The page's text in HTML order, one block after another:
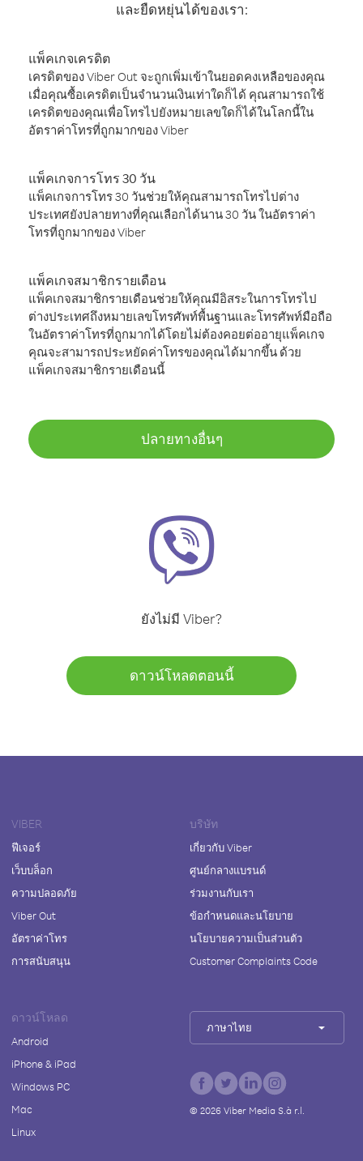
และยืดหยุ่นได้ของเรา:
แพ็คเกจเครดิต
เครดิตของ Viber Out จะถูกเพิ่มเข้าในยอดคงเหลือของคุณ
เมื่อคุณซื้อเครดิตเป็นจำนวนเงินเท่าใดก็ได้ คุณสามารถใช้
เครดิตของคุณเพื่อโทรไปยังหมายเลขใดก็ได้ในโลกนี้ใน
อัตราค่าโทรที่ถูกมากของ Viber
แพ็คเกจการโทร 30 วัน
แพ็คเกจการโทร 30 วันช่วยให้คุณสามารถโทรไปต่าง
ประเทศยังปลายทางที่คุณเลือกได้นาน 30 วัน ในอัตราค่า
โทรที่ถูกมากของ Viber
แพ็คเกจสมาชิกรายเดือน
แพ็คเกจสมาชิกรายเดือนช่วยให้คุณมีอิสระในการโทรไป
ต่างประเทศถึงหมายเลขโทรศัพท์พื้นฐานและโทรศัพท์มือถือ
ในอัตราค่าโทรที่ถูกมากได้โดยไม่ต้องคอยต่ออายุแพ็คเกจ
คุณจะสามารถประหยัดค่าโทรของคุณได้มากขึ้น ด้วย
แพ็คเกจสมาชิกรายเดือนนี้
ปลายทางอื่นๆ
ยังไม่มี Viber?
ดาวน์โหลดตอนนี้
VIBER
ฟีเจอร์
เว็บบล็อก
ความปลอดภัย
Viber Out
อัตราค่าโทร
การสนับสนุน
บริษัท
เกี่ยวกับ Viber
ศูนย์กลางแบรนด์
ร่วมงานกับเรา
ข้อกำหนดและนโยบาย
นโยบายความเป็นส่วนตัว
Customer Complaints Code
ดาวน์โหลด
Android
iPhone & iPad
Windows PC
Mac
Linux
ภาษาไทย
© 2026Viber Media S.à r.l.